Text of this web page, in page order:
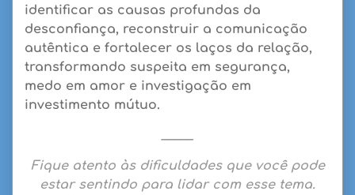
identificar as causas profundas da
desconfiança, reconstruir a comunicação
autêntica e fortalecer os laços da relação,
transformando suspeita em segurança,
medo em amor e investigação em
investimento mútuo.
Fique atento às dificuldades que você pode
estar sentindo para lidar com esse tema.